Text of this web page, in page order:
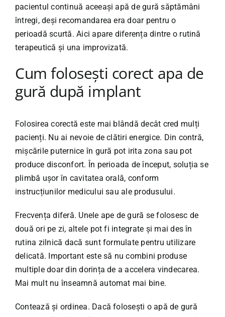
pacientul continuă aceeași apă de gură săptămâni
întregi, deși recomandarea era doar pentru o
perioadă scurtă. Aici apare diferența dintre o rutină
terapeutică și una improvizată.
Cum folosești corect apa de
gură după implant
Folosirea corectă este mai blândă decât cred mulți
pacienți. Nu ai nevoie de clătiri energice. Din contră,
mișcările puternice în gură pot irita zona sau pot
produce disconfort. În perioada de început, soluția se
plimbă ușor în cavitatea orală, conform
instrucțiunilor medicului sau ale produsului.
Frecvența diferă. Unele ape de gură se folosesc de
două ori pe zi, altele pot fi integrate și mai des în
rutina zilnică dacă sunt formulate pentru utilizare
delicată. Important este să nu combini produse
multiple doar din dorința de a accelera vindecarea.
Mai mult nu înseamnă automat mai bine.
Contează și ordinea. Dacă folosești o apă de gură